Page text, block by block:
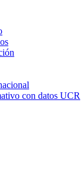
con datos UCR